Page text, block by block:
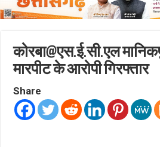
कोरबा@एस.ई.सी.एल
मारपीट के आरोपी गिरफ्तार
Share